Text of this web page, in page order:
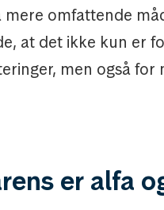
omfattende
at det ikke kun er
men også
er alfa